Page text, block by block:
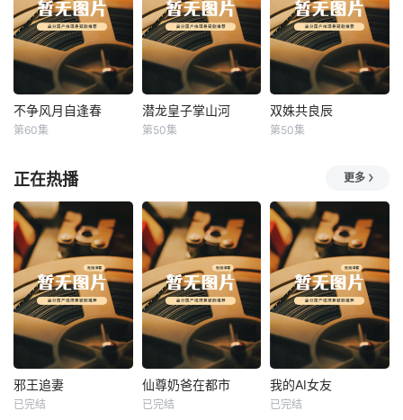
不争风月自逢春
不争风月自逢春
第60集
潜龙皇子掌山河
潜龙皇子掌山河
第50集
双姝共良辰
双姝共良辰
第50集
正在热播 更多
热播
邪王追妻
邪王追妻
已完结
热播
仙尊奶爸在都市
已完结
热播
我的AI女友
我的AI女友
已完结